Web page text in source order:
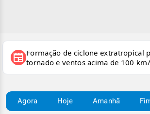
newspaper Formação de ciclone extratropical
tornado e ventos acima de 100
Agora Hoje Amanhã